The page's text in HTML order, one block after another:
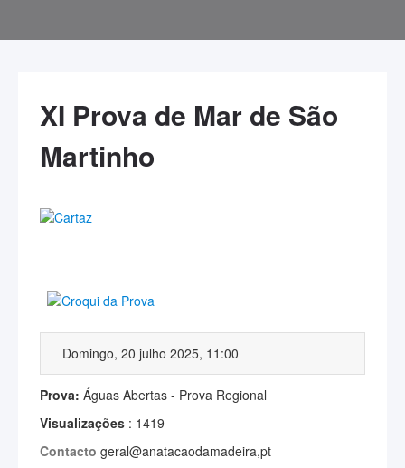
XI Prova de Mar de São
Martinho
Domingo, 20 julho 2025, 11:00
Prova: Águas Abertas - Prova Regional
Visualizações : 1419
Contacto geral@anatacaodamadeira,pt